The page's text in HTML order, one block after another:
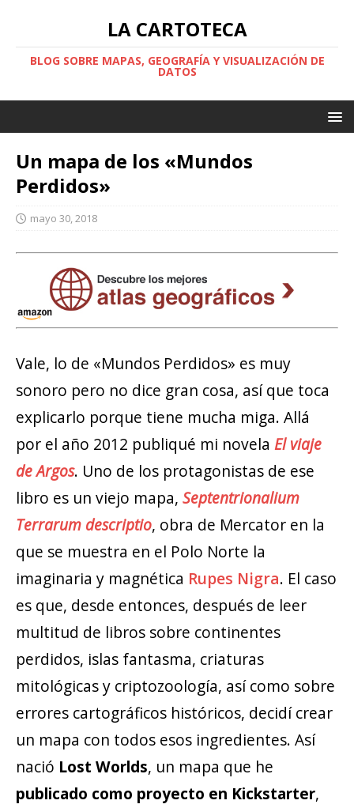
LA CARTOTECA
BLOG SOBRE MAPAS, GEOGRAFÍA Y VISUALIZACIÓN DE
DATOS
Un mapa de los «Mundos
Perdidos»
mayo 30, 2018
Vale, lo de «Mundos Perdidos» es muy
sonoro pero no dice gran cosa, así que toca
explicarlo porque tiene mucha miga. Allá
por el año 2012 publiqué mi novela El viaje
de Argos. Uno de los protagonistas de ese
libro es un viejo mapa, Septentrionalium
Terrarum descriptio, obra de Mercator en la
que se muestra en el Polo Norte la
imaginaria y magnética Rupes Nigra. El caso
es que, desde entonces, después de leer
multitud de libros sobre continentes
perdidos, islas fantasma, criaturas
mitológicas y criptozoología, así como sobre
errores cartográficos históricos, decidí crear
un mapa con todos esos ingredientes. Así
nació Lost Worlds, un mapa que he
publicado como proyecto en Kickstarter,